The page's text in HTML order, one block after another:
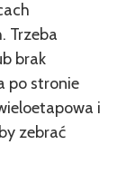
Trzeba
brak
po stronie
i
zebrać